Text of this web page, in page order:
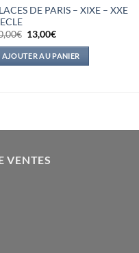
DE PARIS – XIXE – XXE
€ Le
prix
initial
était :
40,00€.
13,00€Le
actuel
est :
13,00€.
AJOUTER AU PANIER
VENTES